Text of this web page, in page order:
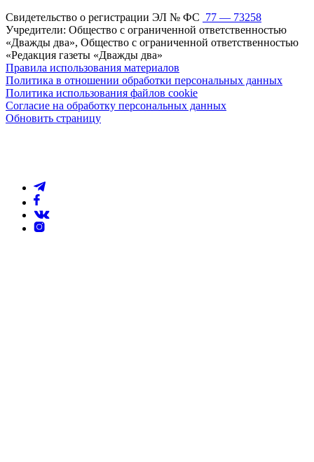
Свидетельство о регистрации ЭЛ № ФС 77 — 73258
Учредители: Общество с ограниченной ответственностью
«Дважды два», Общество с ограниченной ответственностью
«Редакция газеты «Дважды два»
Правила использования материалов
Политика в отношении обработки персональных данных
Политика использования файлов cookie
Согласие на обработку персональных данных
Обновить страницу